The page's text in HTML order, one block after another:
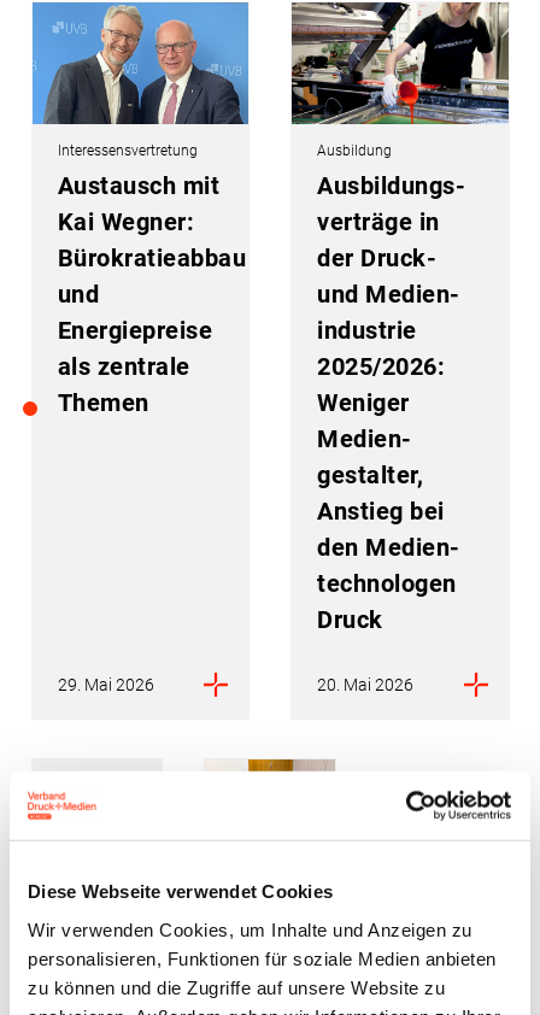
Diese Webseite verwendet Cookies
Wir verwenden Cookies, um Inhalte und Anzeigen zu
personalisieren, Funktionen für soziale Medien anbieten
zu können und die Zugriffe auf unsere Website zu
Interessensvertretung
Austausch mit
Kai Wegner:
Bürokratieabbau
und
Energiepreise
als zentrale
Themen
29. Mai 2026
Ausbildung
Ausbildungs­
verträge in
der Druck-
und Medien­
industrie
2025/2026:
Weniger
Medien­
gestalter,
Anstieg bei
den Medien­
technologen
Druck
20. Mai 2026
Veranstaltungen
Neue
Veranstaltung:
LobbyLunch
FDP-
Spitzenkandidat
Christoph
Meyer